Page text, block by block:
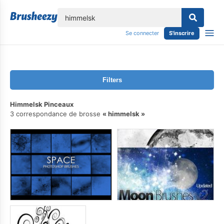
Se connecter S'inscrire
Filters
Himmelsk Pinceaux
3 correspondance de brosse
himmelsk